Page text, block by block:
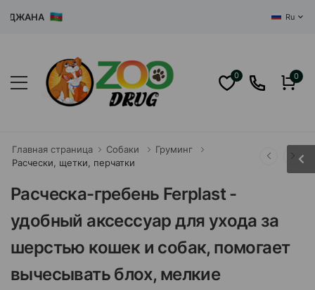
Ru
0 0
Главная страница Собаки
Груминг
Расчески, щетки, перчатки
Расческа-гребень Ferplast -
удобный аксессуар для ухода за
шерстью кошек и собак, помогает
вычесывать блох, мелкие